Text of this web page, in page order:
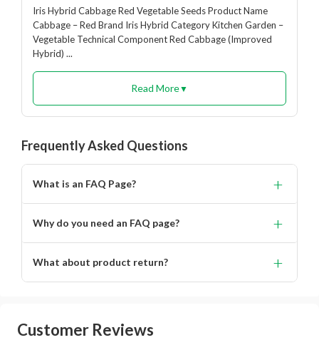
Iris Hybrid Cabbage Red Vegetable Seeds Product Name
Cabbage – Red Brand Iris Hybrid Category Kitchen Garden –
Vegetable Technical Component Red Cabbage (Improved
Hybrid) ...
Read More▼
Frequently Asked Questions
What is an FAQ Page? +
Why do you need an FAQ page? +
What about product return? +
Customer Reviews